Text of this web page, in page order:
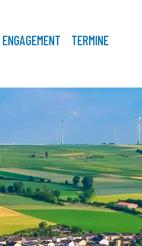
ENGAGEMENT TERMINE